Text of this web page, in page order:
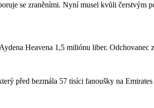
se zraněními. Nyní musel kvůli
Heavena 1,5 miliónu liber.
před bezmála 57 tisíci fanoušky na